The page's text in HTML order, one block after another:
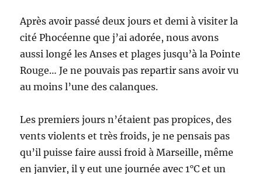
Après avoir passé deux jours et demi à visiter la
cité Phocéenne que j’ai adorée, nous avons
aussi longé les Anses et plages jusqu’à la Pointe
Rouge… Je ne pouvais pas repartir sans avoir vu
au moins l’une des calanques.
Les premiers jours n’étaient pas propices, des
vents violents et très froids, je ne pensais pas
qu’il puisse faire aussi froid à Marseille, même
en janvier, il y eut une journée avec 1°C et un